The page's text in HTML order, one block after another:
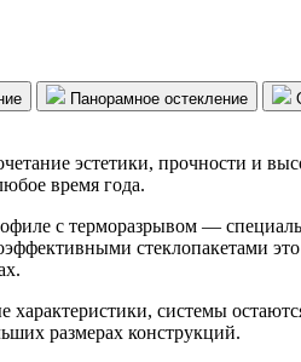
Панорамное остекление
эстетики, прочности и
время года.
с терморазрывом —
стеклопакетами
характеристики, системы
размерах конструкций.